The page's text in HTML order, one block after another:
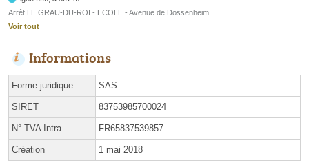
Arrêt LE GRAU-DU-ROI - ECOLE - Avenue de Dossenheim
Voir tout
Informations
Forme juridique SAS
SIRET 83753985700024
N° TVA Intra. FR65837539857
Création 1 mai 2018